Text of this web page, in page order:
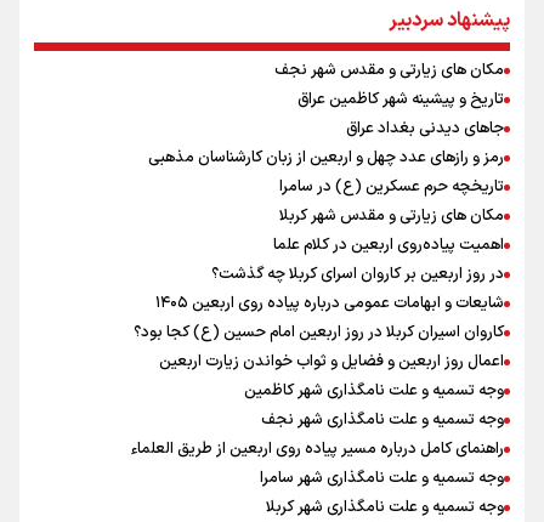
ثبت شد / برپایی هزار موکب در خوزستان و ۱۰۰ موکب در مسیر نجف تا
کربلا
امیررضا غلامی، ملی پوش تکواندو : تمرکزم روی مسابقات پاکستان است نه
بازی های آسیایی
جابجایی مرکز ثقل اقتصاد جهان انجام شد/ فرصت طلایی برای اقتصاد
ایران +نمودار
رادین زینالی، ملی پوش تکواندو : قدم به قدم تلاش می کنم تا به طلای
المپیک برسم
ونس: ایرانی‌ها مذاکره‌کنندگان سرسختی هستند
وقتی از وفاق صحبت می‌کنم، منظورم مردم هستند/ مسیر اصلاحات آغاز
شده و متوقف نخواهد شد
پیشنهاد سردبیر
مکان های زیارتی و مقدس شهر نجف
تاریخ و پیشینه شهر کاظمین عراق
جاهای دیدنی بغداد عراق
رمز و رازهای عدد چهل و اربعین از زبان کارشناسان مذهبی
تاریخچه حرم عسکرین (ع) در سامرا
مکان های زیارتی و مقدس شهر کربلا
اهمیت پیاده‌روی اربعین در کلام علما
در روز اربعین بر کاروان اسرای کربلا چه گذشت؟
شایعات و ابهامات عمومی درباره پیاده روی اربعین ۱۴۰۵
کاروان اسیران کربلا در روز اربعین امام حسین (ع) کجا بود؟
اعمال روز اربعین و فضایل و ثواب خواندن زیارت اربعین
وجه تسمیه و علت نامگذاری شهر کاظمین
وجه تسمیه و علت نامگذاری شهر نجف
راهنمای کامل درباره مسیر پیاده روی اربعین از طریق العلماء
وجه تسمیه و علت نامگذاری شهر سامرا
وجه تسمیه و علت نامگذاری شهر کربلا